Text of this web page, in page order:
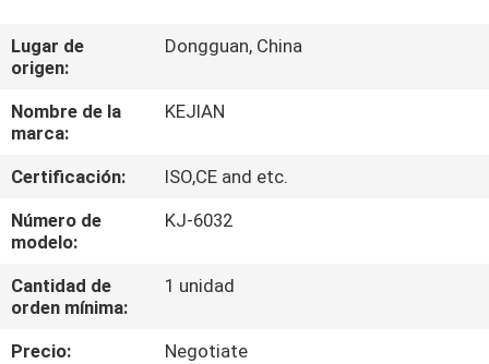
VIAJE
DE
LA
FÁBRICA
CONTROL
DE
Lugar de
origen:
Dongguan, China
Nombre de la
marca:
KEJIAN
Certificación:
ISO,CE and etc.
Número de
modelo:
KJ-6032
Cantidad de
orden mínima:
1 unidad
Precio:
Negotiate